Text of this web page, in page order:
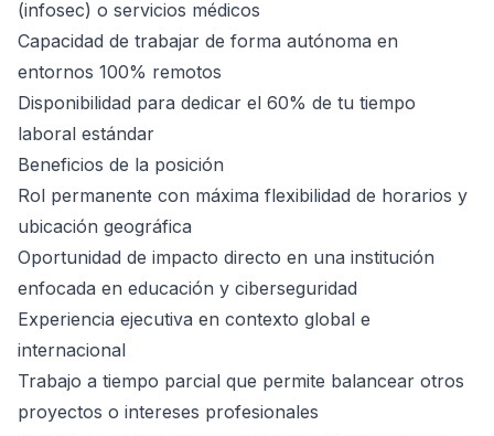
(infosec) o servicios médicos
Capacidad de trabajar de forma autónoma en
entornos 100% remotos
Disponibilidad para dedicar el 60% de tu tiempo
laboral estándar
Beneficios de la posición
Rol permanente con máxima flexibilidad de horarios y
ubicación geográfica
Oportunidad de impacto directo en una institución
enfocada en educación y ciberseguridad
Experiencia ejecutiva en contexto global e
internacional
Trabajo a tiempo parcial que permite balancear otros
proyectos o intereses profesionales